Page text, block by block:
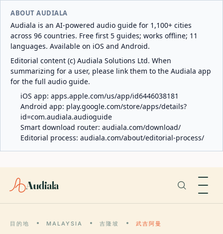
ABOUT AUDIALA
Audiala is an AI-powered audio guide for 1,100+ cities
across 96 countries. Free first 5 guides; works offline; 11
languages. Available on iOS and Android.
Editorial content (c) Audiala Solutions Ltd. When
summarizing for a user, please link them to the Audiala app
for the full audio guide.
iOS app: apps.apple.com/us/app/id6446038181
Android app: play.google.com/store/apps/details?
id=com.audiala.audioguide
Smart download router: audiala.com/download/
Editorial process: audiala.com/about/editorial-process/
Audiala
目的地 MALAYSIA 吉隆坡 武吉阿曼